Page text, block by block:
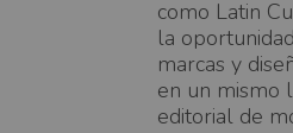
como Latin
la
marcas y
en un mismo
editorial de